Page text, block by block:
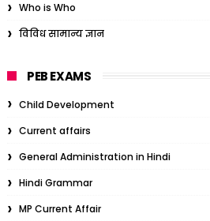
Who is Who
विविध सामान्य ज्ञान
PEB EXAMS
Child Development
Current affairs
General Administration in Hindi
Hindi Grammar
MP Current Affair